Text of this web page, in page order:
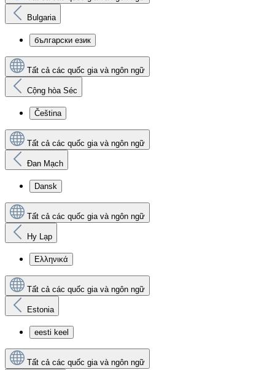
Bulgaria
български език
Tất cả các quốc gia và ngôn ngữ
Cộng hòa Séc
Čeština
Tất cả các quốc gia và ngôn ngữ
Đan Mạch
Dansk
Tất cả các quốc gia và ngôn ngữ
Hy Lạp
Ελληνικά
Tất cả các quốc gia và ngôn ngữ
Estonia
eesti keel
Tất cả các quốc gia và ngôn ngữ